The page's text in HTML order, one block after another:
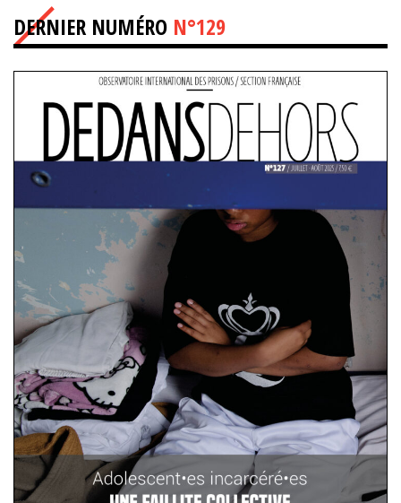
DERNIER NUMÉRO N°129